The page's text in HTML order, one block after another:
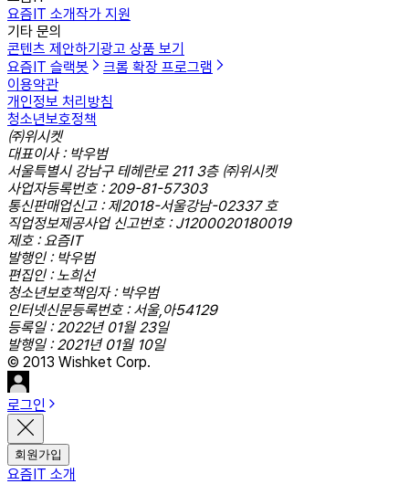
요즘IT 소개작가 지원
기타 문의
콘텐츠 제안하기광고 상품 보기
요즘IT 슬랙봇
크롬 확장 프로그램
이용약관
개인정보 처리방침
청소년보호정책
㈜위시켓
대표이사 : 박우범
서울특별시 강남구 테헤란로 211 3층 ㈜위시켓
사업자등록번호 : 209-81-57303
통신판매업신고 : 제2018-서울강남-02337 호
직업정보제공사업 신고번호 : J1200020180019
제호 : 요즘IT
발행인 : 박우범
편집인 : 노희선
청소년보호책임자 : 박우범
인터넷신문등록번호 : 서울,아54129
등록일 : 2022년 01월 23일
발행일 : 2021년 01월 10일
© 2013 Wishket Corp.
로그인
회원가입
요즘IT 소개